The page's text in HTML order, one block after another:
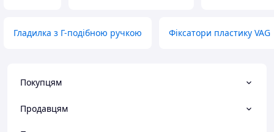
Гладилка з Г-подібною ручкою Фіксатори пластику VAG
Покупцям
Продавцям